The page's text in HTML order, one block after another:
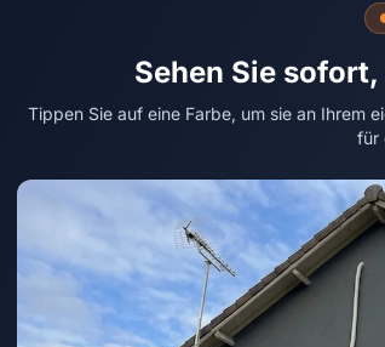
Sehen Sie
Tippen Sie auf eine Farbe, um sie an Ihrem
für